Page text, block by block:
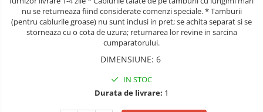
nu se returneaza fiind considerate comenzi speciale. * Tamburii
(pentru cablurile groase) nu sunt inclusi in pret; se achita separat si se
storneaza cu o cota de uzura; returnarea lor revine in sarcina
cumparatorului.
DIMENSIUNE: 6
IN STOC
Durata de livrare: 1